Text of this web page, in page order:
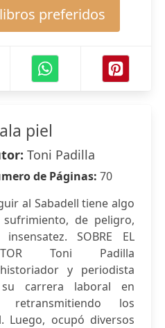
preferidos
piel
Toni Padilla
de Páginas: 70
al Sabadell tiene algo
sufrimiento, de peligro,
insensatez. SOBRE EL
Toni Padilla
y periodista
su carrera laboral en
retransmitiendo los
Luego, ocupó diversos